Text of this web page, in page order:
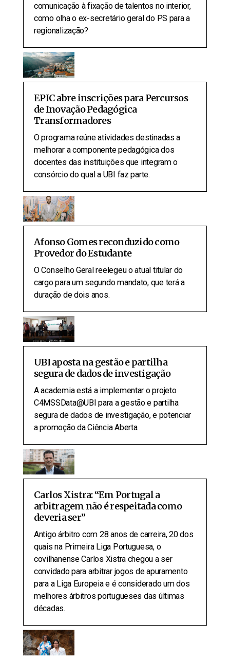
comunicação à fixação de talentos no interior,
como olha o ex-secretário geral do PS para a
regionalização?
EPIC abre inscrições para Percursos
de Inovação Pedagógica
Transformadores
O programa reúne atividades destinadas a
melhorar a componente pedagógica dos
docentes das instituições que integram o
consórcio do qual a UBI faz parte.
Afonso Gomes reconduzido como
Provedor do Estudante
O Conselho Geral reelegeu o atual titular do
cargo para um segundo mandato, que terá a
duração de dois anos.
UBI aposta na gestão e partilha
segura de dados de investigação
A academia está a implementar o projeto
C4MSSData@UBI para a gestão e partilha
segura de dados de investigação, e potenciar
a promoção da Ciência Aberta.
Carlos Xistra: “Em Portugal a
arbitragem não é respeitada como
deveria ser”
Antigo árbitro com 28 anos de carreira, 20 dos
quais na Primeira Liga Portuguesa, o
covilhanense Carlos Xistra chegou a ser
convidado para arbitrar jogos de apuramento
para a Liga Europeia e é considerado um dos
melhores árbitros portugueses das últimas
décadas.